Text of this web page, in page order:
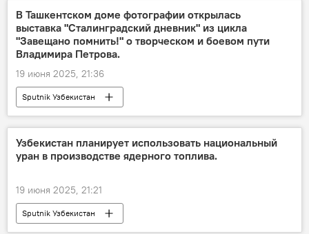
В Ташкентском доме фотографии открылась
выставка "Сталинградский дневник" из цикла
"Завещано помнить!" о творческом и боевом пути
Владимира Петрова.
19 июня 2025, 21:36
Sputnik Узбекистан
Узбекистан планирует использовать национальный
уран в производстве ядерного топлива.
19 июня 2025, 21:21
Sputnik Узбекистан